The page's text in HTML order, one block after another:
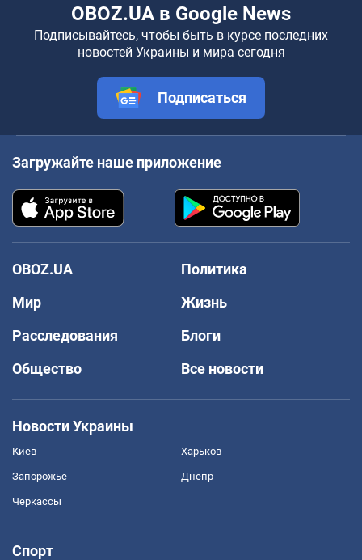
OBOZ.UA в Google News
Подписывайтесь, чтобы быть в курсе последних
новостей Украины и мира сегодня
Подписаться
Загружайте наше приложение
OBOZ.UA
Политика
Мир
Жизнь
Расследования
Блоги
Общество
Все новости
Новости Украины
Киев Харьков
Запорожье Днепр
Черкассы
Спорт